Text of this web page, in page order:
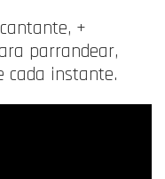
+
parrandear,
cada instante.